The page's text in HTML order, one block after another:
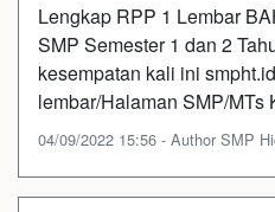
Lengkap RPP 1 Lembar
SMP Semester 1 dan 2
kesempatan kali ini
lembar/Halaman SMP/MTs
04/09/2022 15:56 - Author SMP